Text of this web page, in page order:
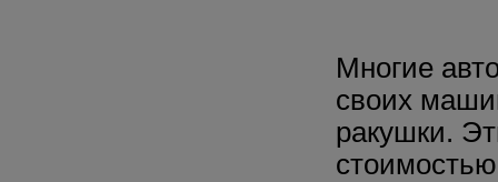
Многие
своих
ракушки.